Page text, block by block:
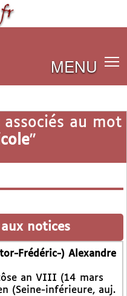
MENU
au mot
"
notices
Frédéric-) Alexandre
an VIII (14 mars
(Seine-inférieure, auj.